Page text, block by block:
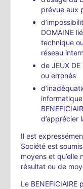
prévue aux
DOMAINE
technique
réseau
de JEUX
ou erronés
d’apprécier
Il est
Société est
moyens et qu’elle
résultat ou de
Le